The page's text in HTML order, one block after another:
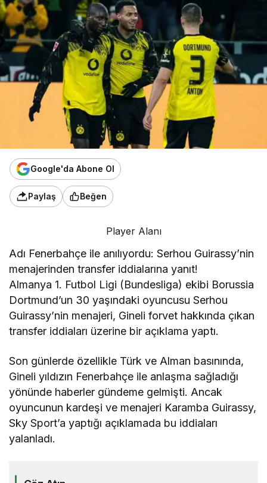
Google'da Abone Ol
Paylaş Beğen
Player Alanı
Adı Fenerbahçe ile anılıyordu: Serhou Guirassy’nin
menajerinden transfer iddialarına yanıt!
Almanya 1. Futbol Ligi (Bundesliga) ekibi Borussia
Dortmund’un 30 yaşındaki oyuncusu Serhou
Guirassy’nin menajeri, Gineli forvet hakkında çıkan
transfer iddiaları üzerine bir açıklama yaptı.
Son günlerde özellikle Türk ve Alman basınında,
Gineli yıldızın Fenerbahçe ile anlaşma sağladığı
yönünde haberler gündeme gelmişti. Ancak
oyuncunun kardeşi ve menajeri Karamba Guirassy,
Sky Sport’a yaptığı açıklamada bu iddiaları
yalanladı.